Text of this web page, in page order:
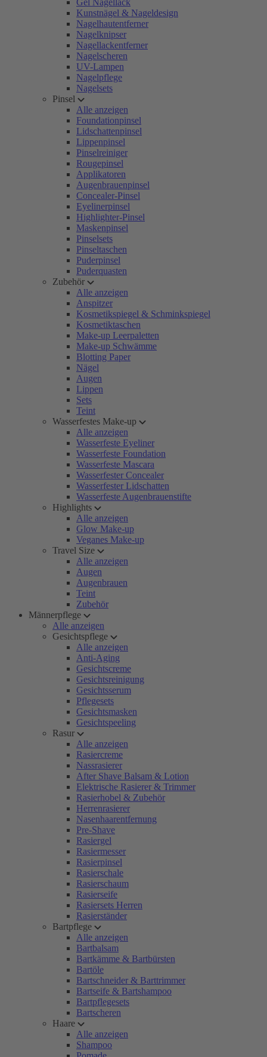
Gel Nagellack
Kunstnägel & Nageldesign
Nagelhautentferner
Nagelknipser
Nagellackentferner
Nagelscheren
UV-Lampen
Nagelpflege
Nagelsets
Pinsel
Alle anzeigen
Foundationpinsel
Lidschattenpinsel
Lippenpinsel
Pinselreiniger
Rougepinsel
Applikatoren
Augenbrauenpinsel
Concealer-Pinsel
Eyelinerpinsel
Highlighter-Pinsel
Maskenpinsel
Pinselsets
Pinseltaschen
Puderpinsel
Puderquasten
Zubehör
Alle anzeigen
Anspitzer
Kosmetikspiegel & Schminkspiegel
Kosmetiktaschen
Make-up Leerpaletten
Make-up Schwämme
Blotting Paper
Nägel
Augen
Lippen
Sets
Teint
Wasserfestes Make-up
Alle anzeigen
Wasserfeste Eyeliner
Wasserfeste Foundation
Wasserfeste Mascara
Wasserfester Concealer
Wasserfester Lidschatten
Wasserfeste Augenbrauenstifte
Highlights
Alle anzeigen
Glow Make-up
Veganes Make-up
Travel Size
Alle anzeigen
Augen
Augenbrauen
Teint
Zubehör
Männerpflege
Alle anzeigen
Gesichtspflege
Alle anzeigen
Anti-Aging
Gesichtscreme
Gesichtsreinigung
Gesichtsserum
Pflegesets
Gesichtsmasken
Gesichtspeeling
Rasur
Alle anzeigen
Rasiercreme
Nassrasierer
After Shave Balsam & Lotion
Elektrische Rasierer & Trimmer
Rasierhobel & Zubehör
Herrenrasierer
Nasenhaarentfernung
Pre-Shave
Rasiergel
Rasiermesser
Rasierpinsel
Rasierschale
Rasierschaum
Rasierseife
Rasiersets Herren
Rasierständer
Bartpflege
Alle anzeigen
Bartbalsam
Bartkämme & Bartbürsten
Bartöle
Bartschneider & Barttrimmer
Bartseife & Bartshampoo
Bartpflegesets
Bartscheren
Haare
Alle anzeigen
Shampoo